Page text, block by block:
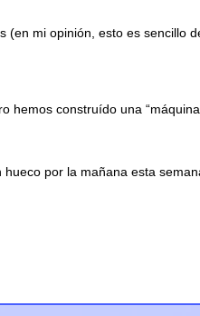
mi opinión, esto es sencillo
hemos construído una
por la mañana esta